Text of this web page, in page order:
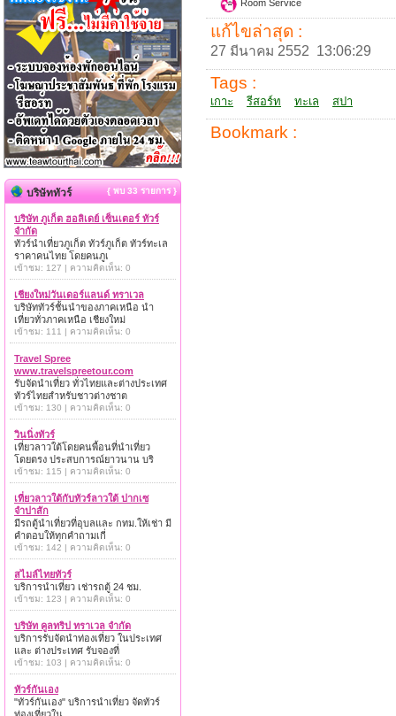
Room Service
แก้ไขล่าสุด :
27 มีนาคม 2552 13:06:29
Tags :
เกาะ รีสอร์ท ทะเล สปา
Bookmark :
บริษัททัวร์ { พบ 33 รายการ }
บริษัท ภูเก็ต ฮอลิเดย์ เซ็นเตอร์ ทัวร์
จำกัด
ทัวร์นำเที่ยวภูเก็ต ทัวร์ภูเก็ต ทัวร์ทะเล
ราคาคนไทย โดยคนภูเ
เข้าชม: 127 | ความคิดเห็น: 0
เชียงใหม่วันเดอร์แลนด์ ทราเวล
บริษัททัวร์ชั้นนำของภาคเหนือ นำ
เที่ยวทั่วภาคเหนือ เชียงใหม่
เข้าชม: 111 | ความคิดเห็น: 0
Travel Spree
www.travelspreetour.com
รับจัดนำเที่ยว ทั่วไทยและต่างประเทศ
ทัวร์ไทยสำหรับชาวต่างชาต
เข้าชม: 130 | ความคิดเห็น: 0
วินนิ่งทัวร์
เที่ยวลาวใต้โดยคนพื้อนที่นำเที่ยว
โดยตรง ประสบการณ์ยาวนาน บริ
เข้าชม: 115 | ความคิดเห็น: 0
เที่ยวลาวใต้กับทัวร์ลาวใต้ ปากเซ
จำปาสัก
มีรถตู้นำเที่ยวที่อุบลและ กทม.ให้เช่า มี
คำตอบให้ทุกคำถามเกี่
เข้าชม: 142 | ความคิดเห็น: 0
สไมล์ไทยทัวร์
บริการนำเที่ยว เช่ารถตู้ 24 ชม.
เข้าชม: 123 | ความคิดเห็น: 0
บริษัท คูลทริป ทราเวล จำกัด
บริการรับจัดนำท่องเที่ยว ในประเทศ
และ ต่างประเทศ รับจองที่
เข้าชม: 103 | ความคิดเห็น: 0
ทัวร์กันเอง
"ทัวร์กันเอง" บริการนำเที่ยว จัดทัวร์